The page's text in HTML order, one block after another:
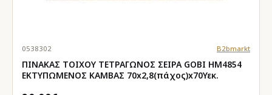
0538302 B2bmarkt
ΠΙΝΑΚΑΣ TOIXOY ΤΕΤΡΑΓΩΝΟΣ ΣΕΙΡΑ GOBI HM4854
ΕΚΤΥΠΩΜΕΝΟΣ ΚΑΜΒΑΣ 70x2,8(πάχος)x70Υεκ.